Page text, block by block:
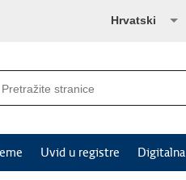
Hrvatski
Uvid u registre